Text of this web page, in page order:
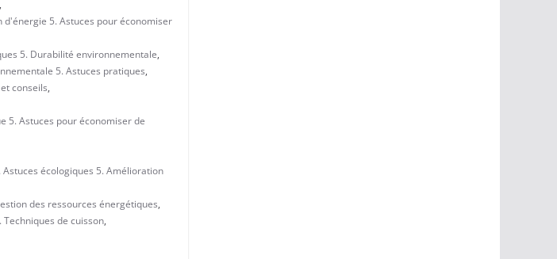
,
d'énergie 5. Astuces pour économiser
5. Durabilité environnementale,
5. Astuces pratiques,
conseils,
5. Astuces pour économiser de
écologiques 5. Amélioration
des ressources énergétiques,
de cuisson,